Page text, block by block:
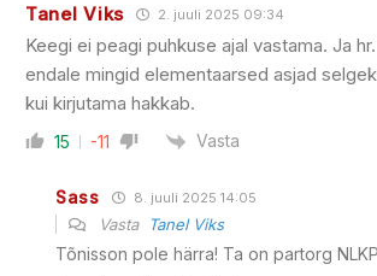
Tanel Viks 2. juuli 2025 09:34
Keegi ei peagi puhkuse ajal vastama. Ja
endale mingid elementaarsed asjad
kui kirjutama hakkab.
15 -11 Vasta
Sass 8. juuli 2025 14:05
Vasta Tanel Viks
Tõnisson pole härra! Ta on partorg